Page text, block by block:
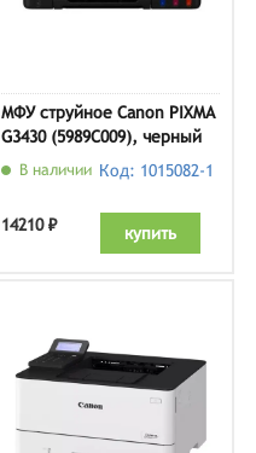
МФУ струйное Canon PIXMA
G3430 (5989C009), черный
В наличии Код: 1015082-1
14210 ₽ купить